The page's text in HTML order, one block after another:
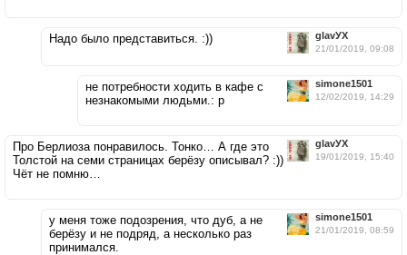
glavУХ
21/01/2019, 09:08
Надо было представиться. :))
simone1501
12/02/2019, 14:29
не потребности ходить в кафе с
незнакомыми людьми.: р
glavУХ
19/01/2019, 15:40
Про Берлиоза понравилось. Тонко… А где это
Толстой на семи страницах берёзу описывал? :))
Чёт не помню…
simone1501
21/01/2019, 08:59
у меня тоже подозрения, что дуб, а не
берёзу и не подряд, а несколько раз
принимался.